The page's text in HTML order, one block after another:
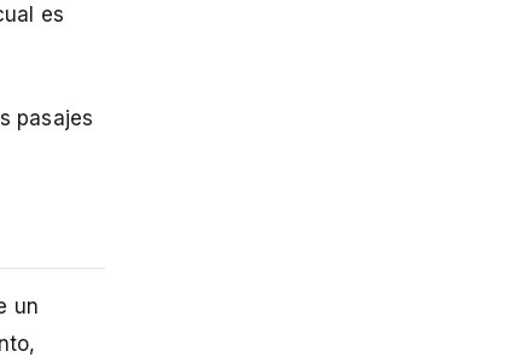
es
pasajes
un